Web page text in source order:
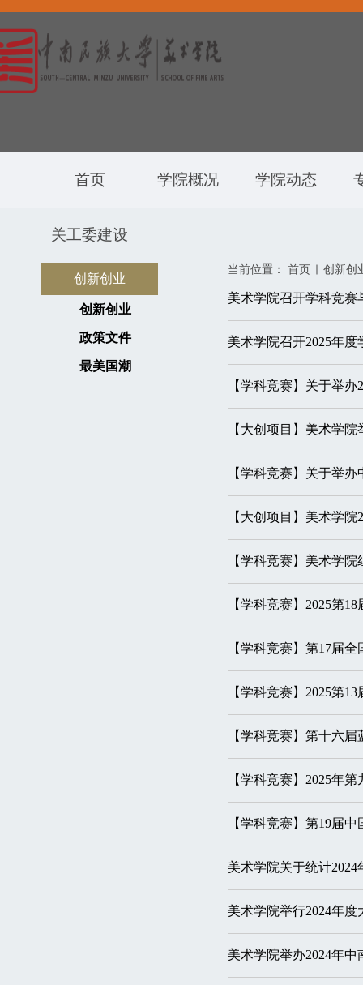
首页 学院概况 学院动态
关工委建设
创新创业
创新创业
政策文件
最美国潮
当前位置： 首页 创新创
美术学院召开学科竞赛
美术学院召开2025年
【学科竞赛】关于举
【大创项目】美术学
【学科竞赛】关于举
【大创项目】美术学
【学科竞赛】美术学
【学科竞赛】2025第
【学科竞赛】第17届
【学科竞赛】2025第
【学科竞赛】第十六
【学科竞赛】2025年
【学科竞赛】第19届
美术学院关于统计
美术学院举行2024年
美术学院举办2024年